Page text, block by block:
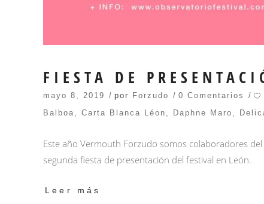
FIESTA DE
mayo 8, 2019 por Forzudo 0 Comentarios
Balboa, Carta Blanca Léon , Daphne Maro ,
Este año Vermouth Forzudo somos colaboradores
segunda fiesta de presentación del festival en León.
Leer más